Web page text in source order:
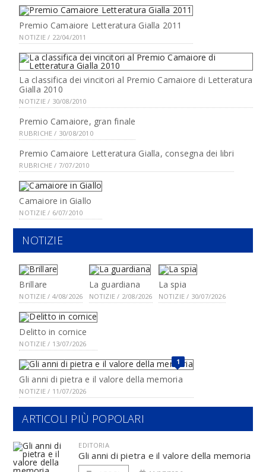
Premio Camaiore Letteratura Gialla 2011
NOTIZIE / 22/04/2011
La classifica dei vincitori al Premio Camaiore di Letteratura
Gialla 2010
NOTIZIE / 30/08/2010
Premio Camaiore, gran finale
RUBRICHE / 30/08/2010
Premio Camaiore Letteratura Gialla, consegna dei libri
RUBRICHE / 7/07/2010
Camaiore in Giallo
NOTIZIE / 6/07/2010
NOTIZIE
Brillare
NOTIZIE / 4/08/2026
La guardiana
NOTIZIE / 2/08/2026
La spia
NOTIZIE / 30/07/2026
Delitto in cornice
NOTIZIE / 13/07/2026
1
Gli anni di pietra e il valore della memoria
NOTIZIE / 11/07/2026
ARTICOLI PIÙ POPOLARI
EDITORIA
Gli anni di pietra e il valore della memoria